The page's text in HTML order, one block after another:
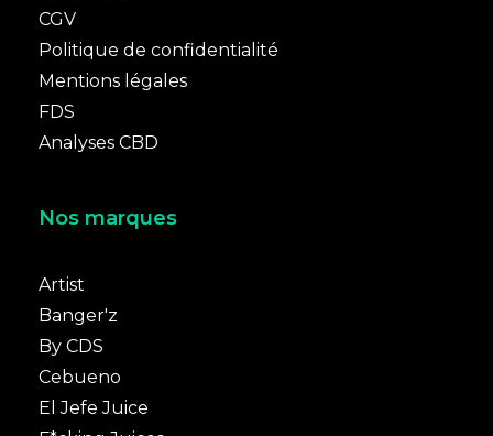
CGV
Politique de confidentialité
Mentions légales
FDS
Analyses CBD
Nos marques
Artist
Banger'z
By CDS
Cebueno
El Jefe Juice